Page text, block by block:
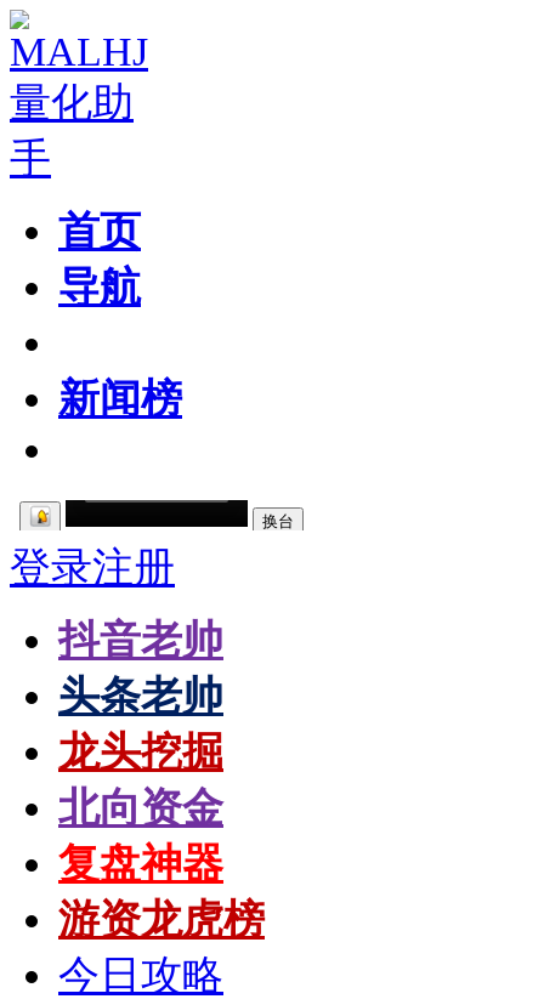
首页
导航
新闻榜
登录注册
抖音老帅
头条老帅
龙头挖掘
北向资金
复盘神器
游资龙虎榜
今日攻略